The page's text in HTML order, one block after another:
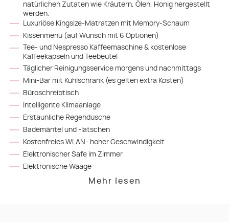
natürlichen Zutaten wie Kräutern, Ölen, Honig hergestellt
werden.
Luxuriöse Kingsize-Matratzen mit Memory-Schaum
Kissenmenü (auf Wunsch mit 6 Optionen)
Tee- und Nespresso Kaffeemaschine & kostenlose
Kaffeekapseln und Teebeutel
Täglicher Reinigungsservice morgens und nachmittags
Mini-Bar mit Kühlschrank (es gelten extra Kosten)
Büroschreibtisch
Intelligente Klimaanlage
Erstaunliche Regendusche
Bademäntel und -latschen
Kostenfreies WLAN- hoher Geschwindigkeit
Elektronischer Safe im Zimmer
Elektronische Waage
Mehr lesen